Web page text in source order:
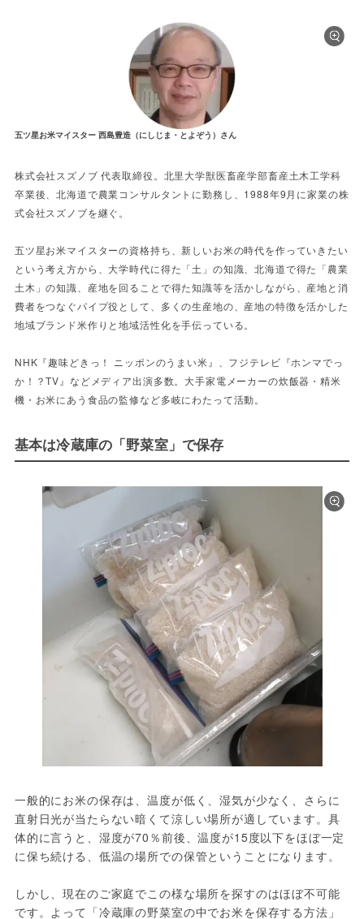
五ツ星お米マイスター 西島豊造（にしじま・とよぞう）さん
株式会社スズノブ 代表取締役。北里大学獣医畜産学部畜産土木工学科
卒業後、北海道で農業コンサルタントに勤務し、1988年9月に家業の株
式会社スズノブを継ぐ。
五ツ星お米マイスターの資格持ち、新しいお米の時代を作っていきたい
という考え方から、大学時代に得た「土」の知識、北海道で得た「農業
土木」の知識、産地を回ることで得た知識等を活かしながら、産地と消
費者をつなぐパイプ役として、多くの生産地の、産地の特徴を活かした
地域ブランド米作りと地域活性化を手伝っている。
NHK『趣味どきっ！ ニッポンのうまい米』、フジテレビ『ホンマでっ
か！？TV』などメディア出演多数。大手家電メーカーの炊飯器・精米
機・お米にあう食品の監修など多岐にわたって活動。
基本は冷蔵庫の「野菜室」で保存
一般的にお米の保存は、温度が低く、湿気が少なく、さらに
直射日光が当たらない暗くて涼しい場所が適しています。具
体的に言うと、湿度が70％前後、温度が15度以下をほぼ一定
に保ち続ける、低温の場所での保管ということになります。
しかし、現在のご家庭でこの様な場所を探すのはほぼ不可能
です。よって「冷蔵庫の野菜室の中でお米を保存する方法」